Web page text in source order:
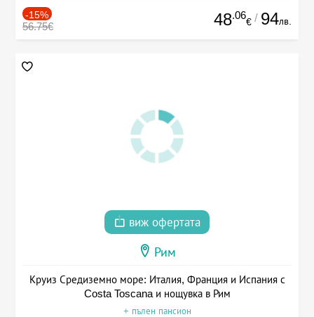
-15%
56.75€ 48.06
€ / 94лв.
виж офертата
Рим
Круиз Средиземно море: Италия, Франция и Испания с
Costa Toscana и нощувка в Рим
+ пълен пансион